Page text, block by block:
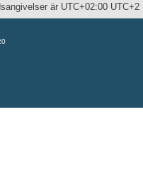
är UTC+02:00 UTC+2